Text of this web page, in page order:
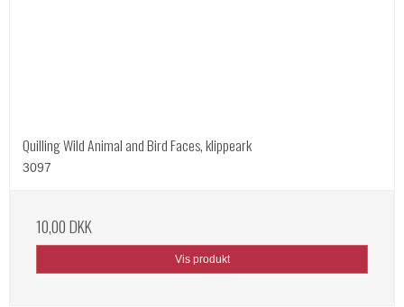
Quilling Wild Animal and Bird Faces, klippeark
3097
10,00 DKK
Vis produkt